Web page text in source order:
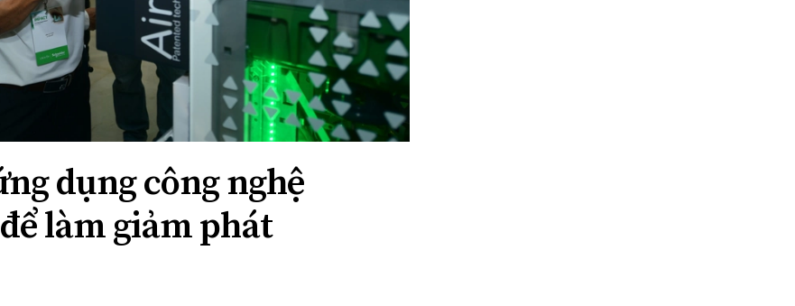
dụng công nghệ
làm giảm phát